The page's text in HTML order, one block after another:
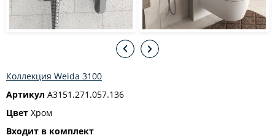
Коллекция Weida 3100
Артикул A3151.271.057.136
Цвет Хром
Входит в комплект